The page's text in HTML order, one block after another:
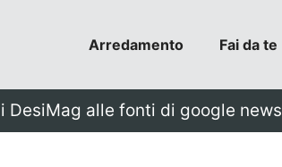
Arredamento Fai da te
DesiMag alle fonti di google news